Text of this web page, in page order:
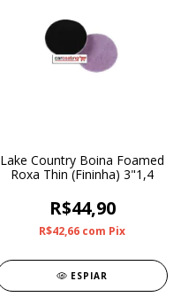
Lake Country Boina Foamed
Roxa Thin (Fininha) 3"1,4
R$44,90
R$42,66 com Pix
ESPIAR